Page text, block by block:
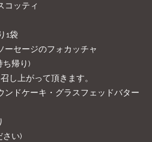
コッティ
1袋
ーセージのフォカッチャ
ち帰り)
し上がって頂きます。
ンドケーキ・グラスフェッドバター
さい)